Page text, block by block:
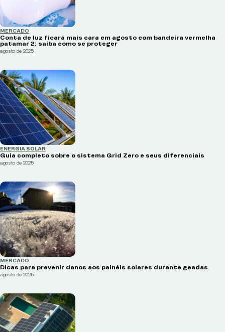
MERCADO
Conta de luz ficará mais cara em agosto com bandeira vermelha
patamar 2: saiba como se proteger
agosto de 2025
ENERGIA SOLAR
Guia completo sobre o sistema Grid Zero e seus diferenciais
agosto de 2025
MERCADO
Dicas para prevenir danos aos painéis solares durante geadas
agosto de 2025